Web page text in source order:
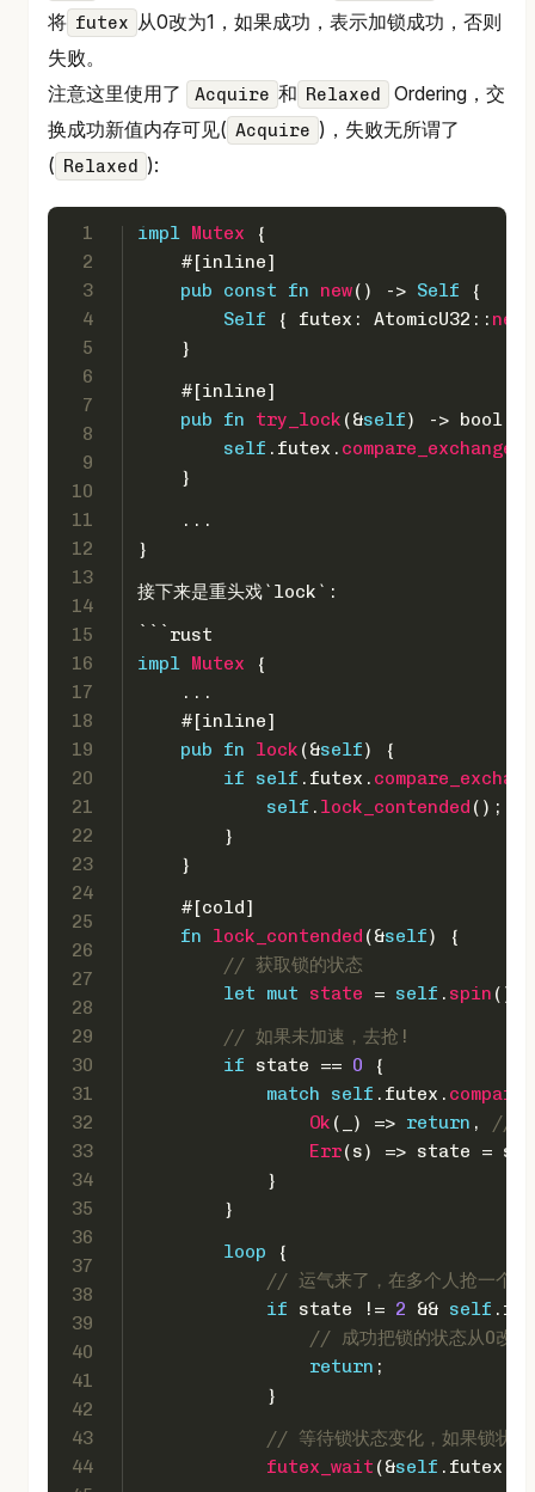
将 futex 从0改为1，如果成功，表示加锁成功，否则
失败。
注意这里使用了
Acquire 和 Relaxed
Ordering，交
换成功新值内存可见( Acquire )，失败无所谓了
( Relaxed ):
1
2
3
4
5
6
7
8
9
10
11
12
13
14
15
16
17
18
19
20
21
22
23
24
25
26
27
28
29
30
31
32
33
34
35
36
37
38
39
40
41
42
43
44
impl Mutex {
#[inline]
pub
const fn new() -> Self {
Self { futex: AtomicU32:: new
    }
#[inline]
pub
fn try_lock (&self) -> bool
self .futex. compare_exchange
    }
    ...
}
接下来是重头戏`lock`:
```rust
impl
Mutex {
    ...
#[inline]
pub
fn lock (&self) {
if
self .futex.
self . lock_contended ();
        }
    }
#[cold]
fn
lock_contended (&self) {
// 获取锁的状态
let
mut state = self . spin ();
// 如果未加速，去抢!
if state == 0 {
match
self .futex.
Ok (_) => return ,
//
Err(s) => state = s,
            }
        }
loop {
// 运气来了，在多个人抢一个未
if state != 2 && self
// 成功把锁的状态从0改成
return ;
            }
// 等待锁状态变化，如果锁状态
futex_wait (&self .futex,